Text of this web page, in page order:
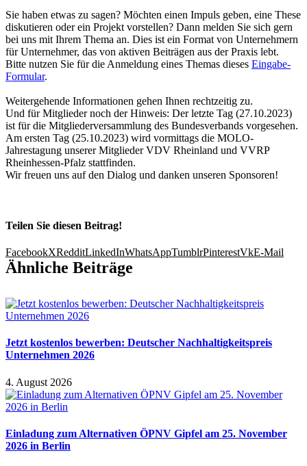
Sie haben etwas zu sagen? Möchten einen Impuls geben, eine These
diskutieren oder ein Projekt vorstellen? Dann melden Sie sich gern
bei uns mit Ihrem Thema an. Dies ist ein Format von Unternehmern
für Unternehmer, das von aktiven Beiträgen aus der Praxis lebt.
Bitte nutzen Sie für die Anmeldung eines Themas dieses Eingabe-
Formular.
Weitergehende Informationen gehen Ihnen rechtzeitig zu.
Und für Mitglieder noch der Hinweis: Der letzte Tag (27.10.2023)
ist für die Mitgliederversammlung des Bundesverbands vorgesehen.
Am ersten Tag (25.10.2023) wird vormittags die MOLO-
Jahrestagung unserer Mitglieder VDV Rheinland und VVRP
Rheinhessen-Pfalz stattfinden.
Wir freuen uns auf den Dialog und danken unseren Sponsoren!
Teilen Sie diesen Beitrag!
FacebookXRedditLinkedInWhatsAppTumblrPinterestVkE-Mail
Ähnliche Beiträge
Jetzt kostenlos bewerben: Deutscher Nachhaltigkeitspreis
Unternehmen 2026
4. August 2026
Einladung zum Alternativen ÖPNV Gipfel am 25. November
2026 in Berlin